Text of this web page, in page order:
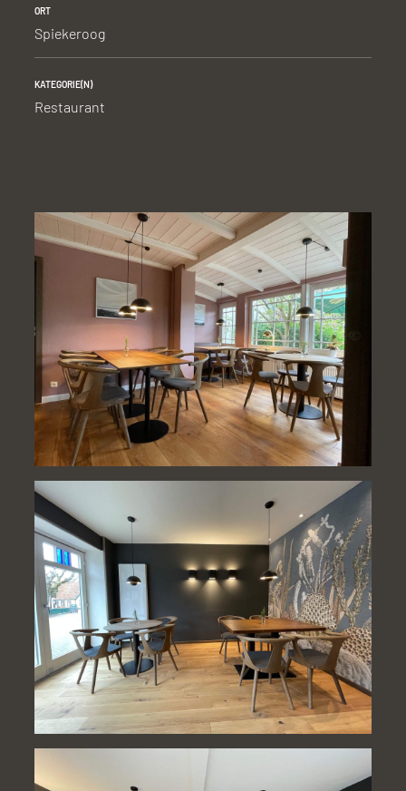
ORT
Spiekeroog
KATEGORIE(N)
Restaurant